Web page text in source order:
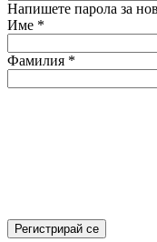
Напишете парола за
Име *
Фамилия *